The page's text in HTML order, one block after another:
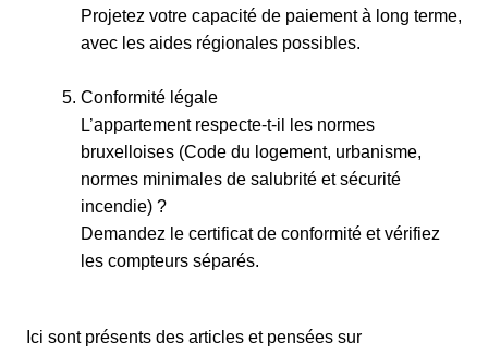
​Projetez votre capacité de paiement à long terme,
avec les aides régionales possibles.
Conformité légale
L’appartement respecte-t-il les normes
bruxelloises (Code du logement, urbanisme,
normes minimales de salubrité et sécurité
incendie) ?
​Demandez le certificat de conformité et vérifiez
les compteurs séparés.
Ici sont présents des articles et pensées sur